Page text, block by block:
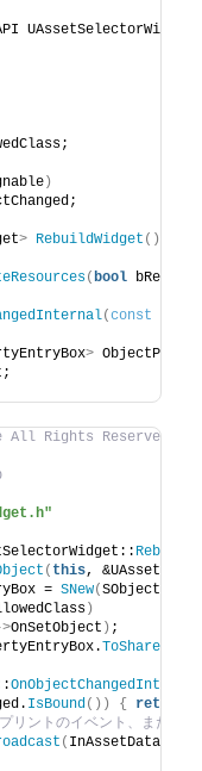
UAssetSelectorWidget
)
> RebuildWidget ()
(bool
(const
>
Rights Reserved.
( this,
= SNew(
)
>OnSetObject ) ;
ToSharedRef
OnObjectChangedInternal
IsBound()) { return
リントのイベント、または
( InAssetData